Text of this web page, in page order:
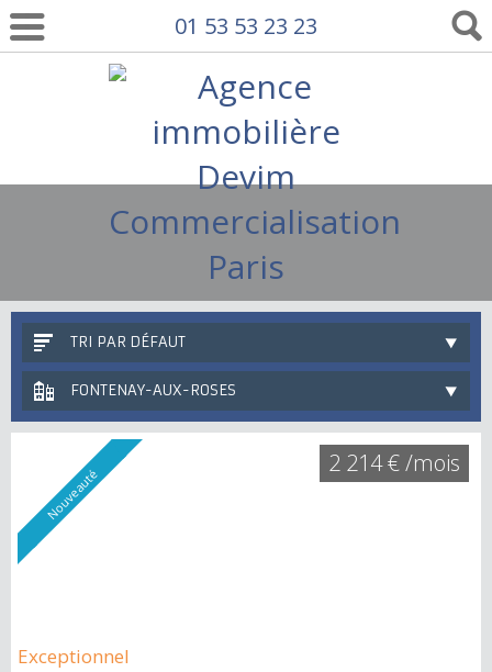
01 53 53 23 23
TRI PAR DÉFAUT
FONTENAY-AUX-ROSES
Nouveauté
Exceptionnel
2 214 € /mois